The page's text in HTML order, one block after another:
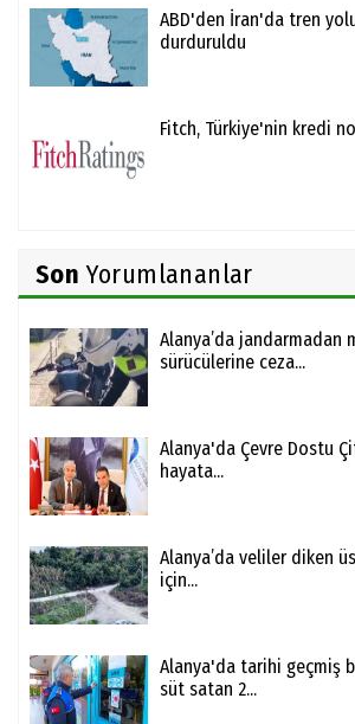
ABD'den İran'da tren
durduruldu
Fitch, Türkiye'nin kredi
Son Yorumlananlar
Alanya’da jandarmadan
sürücülerine ceza...
Alanya'da Çevre Dostu
hayata...
Alanya’da veliler diken
için...
Alanya'da tarihi geçmiş
süt satan 2...